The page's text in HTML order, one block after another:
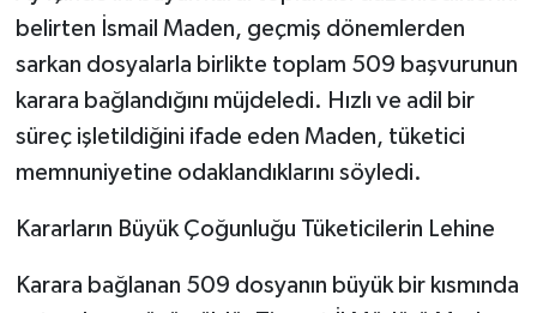
belirten İsmail Maden, geçmiş dönemlerden
sarkan dosyalarla birlikte toplam 509 başvurunun
karara bağlandığını müjdeledi. Hızlı ve adil bir
süreç işletildiğini ifade eden Maden, tüketici
memnuniyetine odaklandıklarını söyledi.
​Kararların Büyük Çoğunluğu Tüketicilerin Lehine
​Karara bağlanan 509 dosyanın büyük bir kısmında